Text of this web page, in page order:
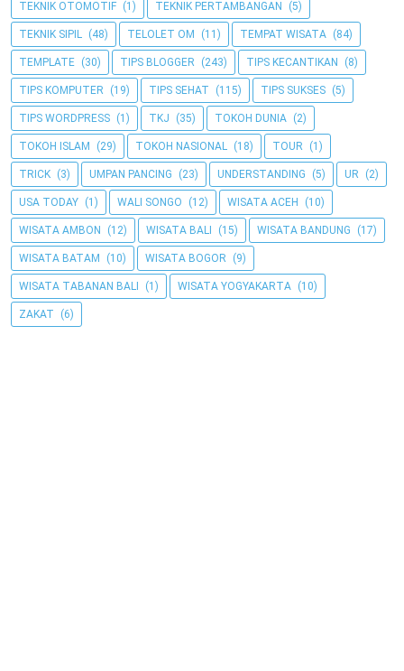
TEKNIK OTOMOTIF (1) TEKNIK PERTAMBANGAN (5)
TEKNIK SIPIL (48) TELOLET OM (11) TEMPAT WISATA (84)
TEMPLATE (30) TIPS BLOGGER (243) TIPS KECANTIKAN (8)
TIPS KOMPUTER (19) TIPS SEHAT (115) TIPS SUKSES (5)
TIPS WORDPRESS (1) TKJ (35) TOKOH DUNIA (2)
TOKOH ISLAM (29) TOKOH NASIONAL (18) TOUR (1)
TRICK (3) UMPAN PANCING (23) UNDERSTANDING (5) UR (2)
USA TODAY (1) WALI SONGO (12) WISATA ACEH (10)
WISATA AMBON (12) WISATA BALI (15) WISATA BANDUNG (17)
WISATA BATAM (10) WISATA BOGOR (9)
WISATA TABANAN BALI (1) WISATA YOGYAKARTA (10)
ZAKAT (6)